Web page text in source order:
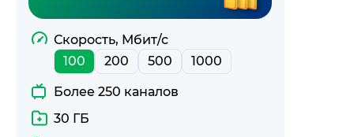
Скорость, Мбит/с
100
200 500 1000
Более 250 каналов
30 ГБ